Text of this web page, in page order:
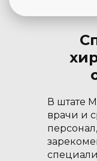
В штате
врачи и